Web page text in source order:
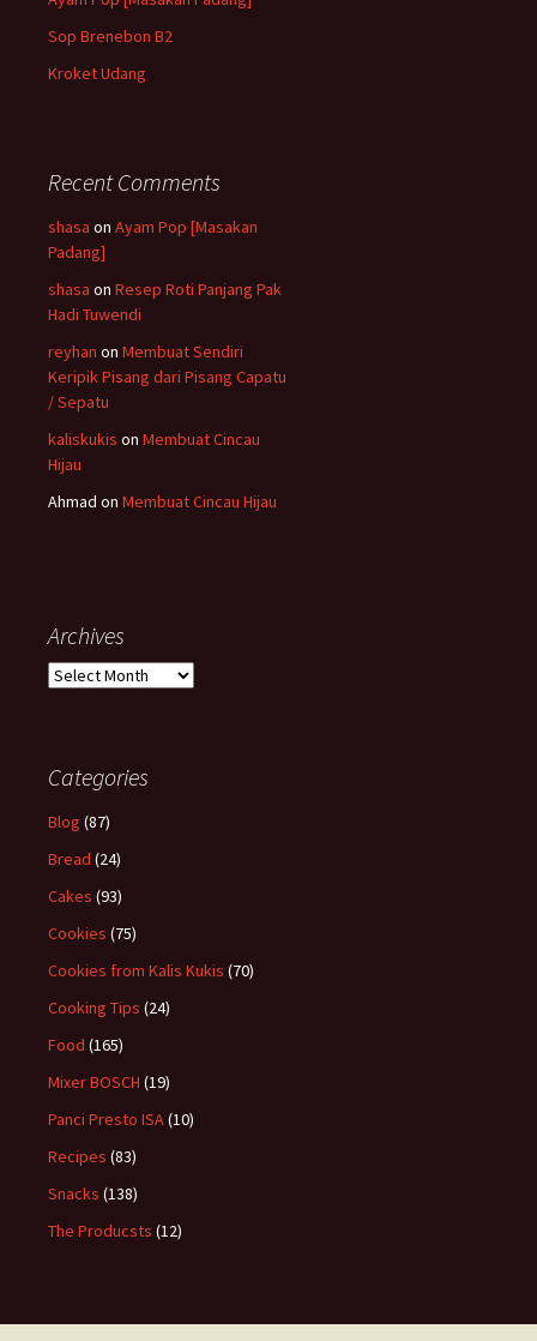
Sop Brenebon B2
Kroket Udang
Recent Comments
shasa on Ayam Pop [Masakan
Padang]
shasa on Resep Roti Panjang Pak
Hadi Tuwendi
reyhan on Membuat Sendiri
Keripik Pisang dari Pisang Capatu
/ Sepatu
kaliskukis on Membuat Cincau
Hijau
Ahmad on Membuat Cincau Hijau
Archives
Archives
Categories
Blog (87)
Bread (24)
Cakes (93)
Cookies (75)
Cookies from Kalis Kukis (70)
Cooking Tips (24)
Food (165)
Mixer BOSCH (19)
Panci Presto ISA(10)
Recipes (83)
Snacks (138)
The Producsts (12)